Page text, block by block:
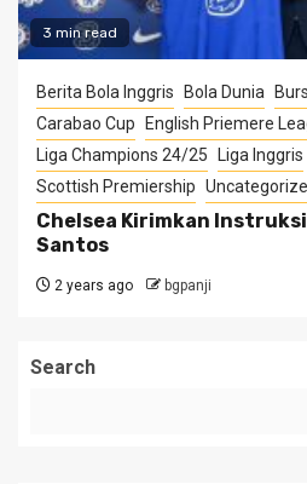
3 min read
Berita Bola Inggris Bola Dunia
Carabao Cup
English Priemere
Liga Champions 24/25
Liga Inggris
Scottish Premiership
Chelsea Kirimkan
Santos
2 years ago bgpanji
Search